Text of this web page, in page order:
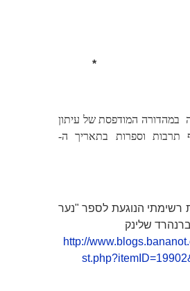
*
במהדורה המודפסת של עיתון
וספרות בתאריך ה-
רשימתי הנוגעת לספר "נער
שלינק
http://